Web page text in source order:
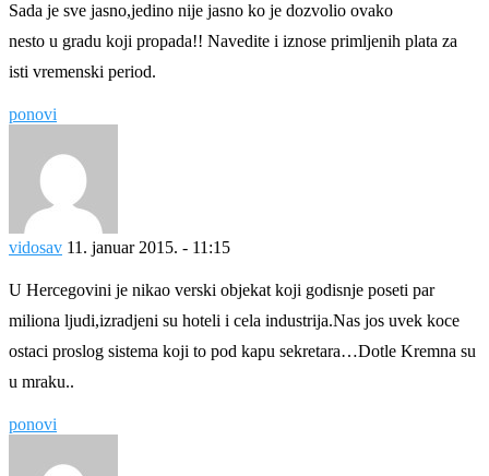
Sada je sve jasno,jedino nije jasno ko je dozvolio ovako
nesto u gradu koji propada!! Navedite i iznose primljenih plata za
isti vremenski period.
ponovi
vidosav 11. januar 2015. - 11:15
U Hercegovini je nikao verski objekat koji godisnje poseti par
miliona ljudi,izradjeni su hoteli i cela industrija.Nas jos uvek koce
ostaci proslog sistema koji to pod kapu sekretara…Dotle Kremna su
u mraku..
ponovi